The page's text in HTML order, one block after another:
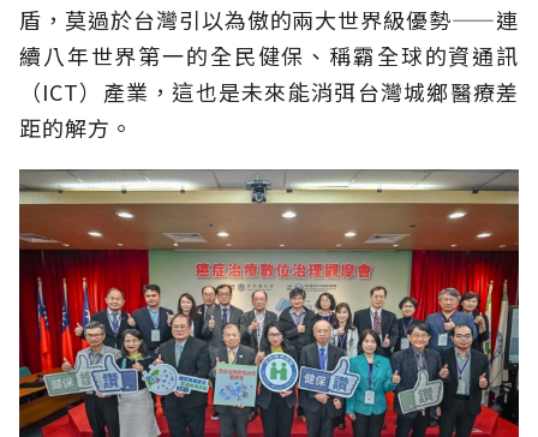
盾，莫過於台灣引以為傲的兩大世界級優勢——連
續八年世界第一的全民健保、稱霸全球的資通訊
（ICT）產業，這也是未來能消弭台灣城鄉醫療差
距的解方。